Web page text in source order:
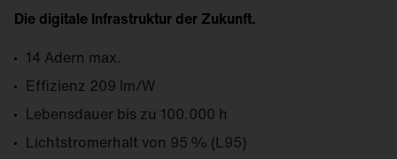
Die digitale Infrastruktur der Zukunft.
14 Adern max.
Effizienz 209 lm/W
Lebensdauer bis zu 100.000 h
Lichtstromerhalt von 95 % (L95)